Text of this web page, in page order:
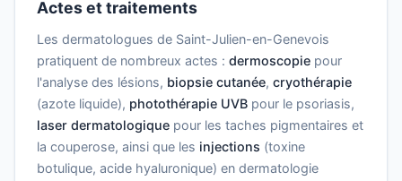
Actes et traitements
Les dermatologues de Saint-Julien-en-Genevois
pratiquent de nombreux actes : dermoscopie pour
l'analyse des lésions, biopsie cutanée, cryothérapie
(azote liquide), photothérapie UVB pour le psoriasis,
laser dermatologique pour les taches pigmentaires et
la couperose, ainsi que les injections (toxine
botulique, acide hyaluronique) en dermatologie